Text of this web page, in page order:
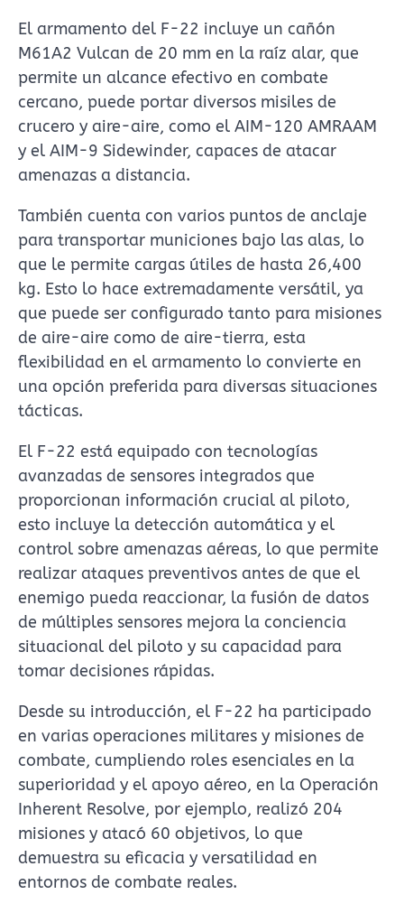
El armamento del F-22 incluye un cañón
M61A2 Vulcan de 20 mm en la raíz alar, que
permite un alcance efectivo en combate
cercano, puede portar diversos misiles de
crucero y aire-aire, como el AIM-120 AMRAAM
y el AIM-9 Sidewinder, capaces de atacar
amenazas a distancia.
También cuenta con varios puntos de anclaje
para transportar municiones bajo las alas, lo
que le permite cargas útiles de hasta 26,400
kg. Esto lo hace extremadamente versátil, ya
que puede ser configurado tanto para misiones
de aire-aire como de aire-tierra, esta
flexibilidad en el armamento lo convierte en
una opción preferida para diversas situaciones
tácticas.
El F-22 está equipado con tecnologías
avanzadas de sensores integrados que
proporcionan información crucial al piloto,
esto incluye la detección automática y el
control sobre amenazas aéreas, lo que permite
realizar ataques preventivos antes de que el
enemigo pueda reaccionar, la fusión de datos
de múltiples sensores mejora la conciencia
situacional del piloto y su capacidad para
tomar decisiones rápidas.
Desde su introducción, el F-22 ha participado
en varias operaciones militares y misiones de
combate, cumpliendo roles esenciales en la
superioridad y el apoyo aéreo, en la Operación
Inherent Resolve, por ejemplo, realizó 204
misiones y atacó 60 objetivos, lo que
demuestra su eficacia y versatilidad en
entornos de combate reales.